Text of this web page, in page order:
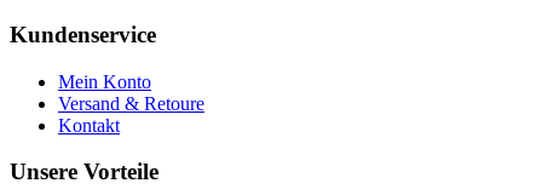
Kundenservice
Mein Konto
Versand & Retoure
Kontakt
Unsere Vorteile